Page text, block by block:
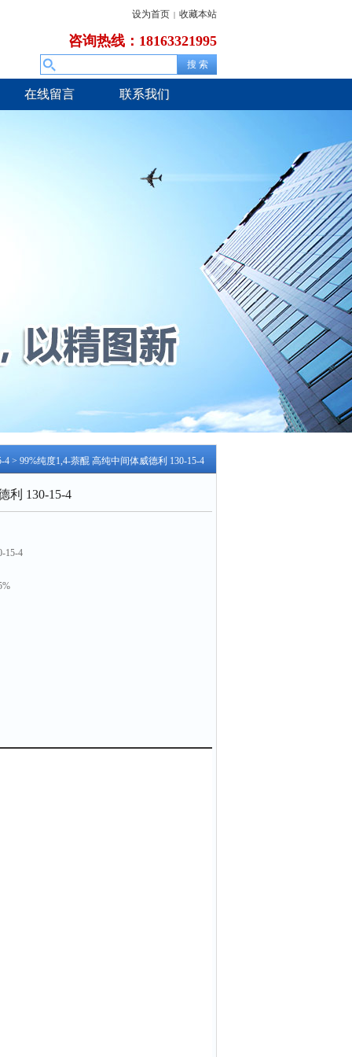
设为首页 | 收藏本站
咨询热线：18163321995
在线留言 联系我们
4 > 99%纯度1,4-萘醌 高纯中间体威德利 130-15-4
利 130-15-4
15-4
化学试剂等领域